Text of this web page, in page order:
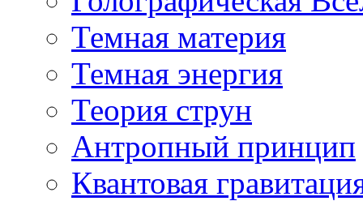
Темная материя
Темная энергия
Теория струн
Антропный принцип
Квантовая